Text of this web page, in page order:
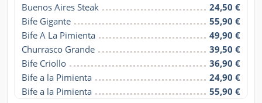
Buenos Aires Steak
24,50 €
Bife Gigante
55,90 €
Bife A La Pimienta
49,90 €
Churrasco Grande
39,50 €
Bife Criollo
36,90 €
Bife a la Pimienta
24,90 €
Bife a la Pimienta
55,90 €